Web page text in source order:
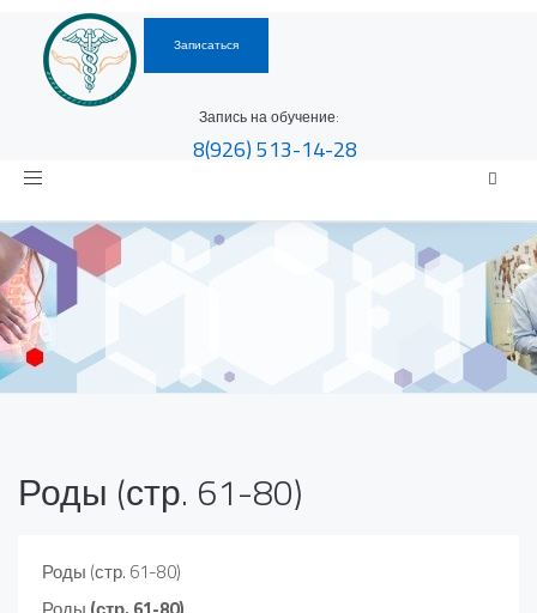
Записаться
Запись на обучение:
8(926)513-14-28
Toggle
Роды (стр. 61-80)
Роды (стр. 61-80)